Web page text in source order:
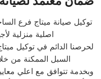
توكيل صيانة ميتاج فرع
اصلية منزلية
لحرصنا الدائم في توكيل
السبل الممكنة من
وبخدمة تتوافق مع اعلي